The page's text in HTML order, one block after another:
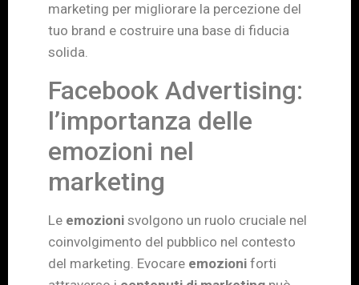
marketing per migliorare la percezione del
tuo brand e costruire una base di fiducia
solida.
Facebook Advertising:
l’importanza delle
emozioni nel
marketing
Le emozioni svolgono un ruolo cruciale nel
coinvolgimento del pubblico nel contesto
del marketing. Evocare emozioni forti